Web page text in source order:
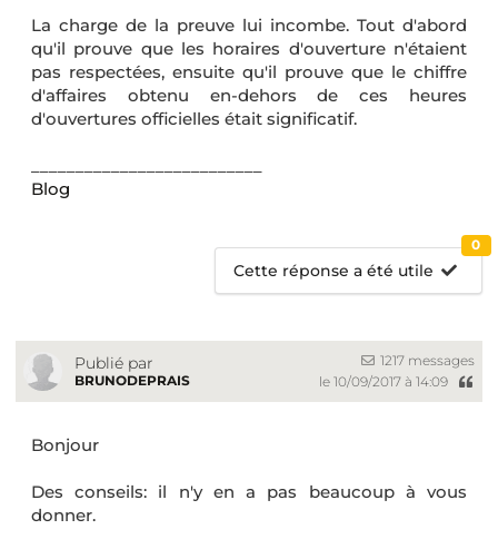
La charge de la preuve lui incombe. Tout d'abord
qu'il prouve que les horaires d'ouverture n'étaient
pas respectées, ensuite qu'il prouve que le chiffre
d'affaires obtenu en-dehors de ces heures
d'ouvertures officielles était significatif.
Blog
Cette réponse a été utile
0
Publié par
BRUNODEPRAIS
1217 messages
le 10/09/2017 à 14:09
Bonjour
Des conseils: il n'y en a pas beaucoup à vous
donner.